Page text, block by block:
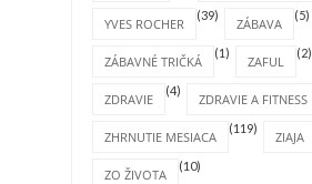
YVES ROCHER
(39)
ZÁBAVA
(5)
ZÁBAVNÉ TRIČKÁ
(1)
ZAFUL
(2)
ZDRAVIE
(4)
ZDRAVIE A FITNESS
ZHRNUTIE MESIACA
(119)
ZIAJA
ZO ŽIVOTA
(10)